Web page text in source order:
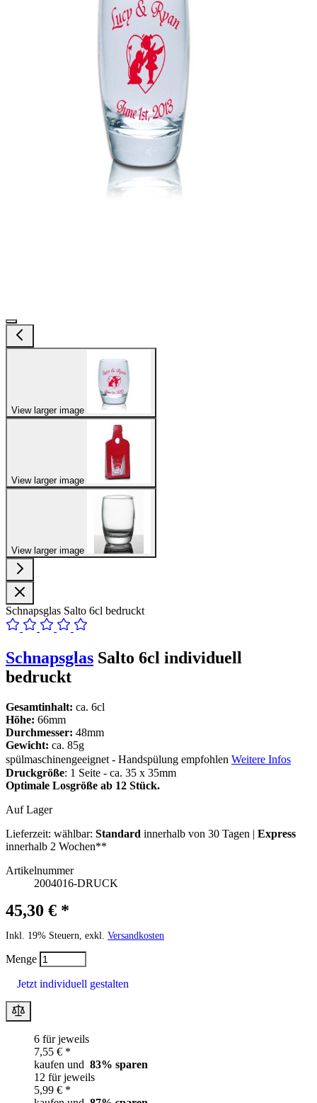
View larger image
View larger image
View larger image
Schnapsglas Salto 6cl bedruckt
Schnapsglas Salto 6cl individuell
bedruckt
Gesamtinhalt: ca. 6cl
Höhe: 66mm
Durchmesser: 48mm
Gewicht: ca. 85g
spülmaschinengeeignet - Handspülung empfohlen Weitere Infos
Druckgröße: 1 Seite - ca. 35 x 35mm
Optimale Losgröße ab 12 Stück.
Auf Lager
Lieferzeit: wählbar: Standard innerhalb von 30 Tagen | Express
innerhalb 2 Wochen**
Artikelnummer
2004016-DRUCK
45,30 € *
Inkl. 19% Steuern, exkl. Versandkosten
Menge
Jetzt individuell gestalten
6 für jeweils
7,55 € *
kaufen und 83% sparen
12 für jeweils
5,99 € *